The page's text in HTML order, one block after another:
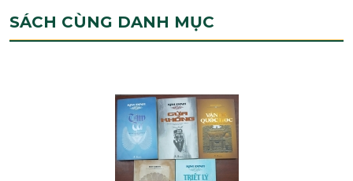
SÁCH CÙNG DANH MỤC